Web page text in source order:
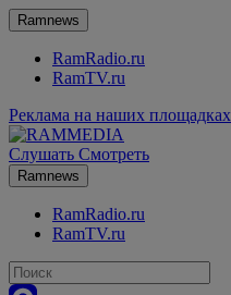
Ramnews
RamRadio.ru
RamTV.ru
Реклама на наших площадках
Слушать Смотреть
Ramnews
RamRadio.ru
RamTV.ru